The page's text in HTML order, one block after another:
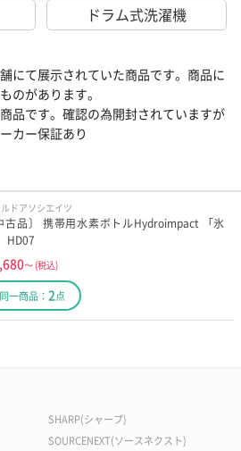
ドラム式洗濯機
にて展示されていた商品です。商品に
のがあります。
品です。確認の為開封されていますが
カー保証あり
ドアソシエイツ
古品〕 携帯用水素ボトルHydroimpact 「氷
HD07
～ (税込)
同一商品： 2点
SHARP(シャープ)
SOURCENEXT(ソースネクスト)